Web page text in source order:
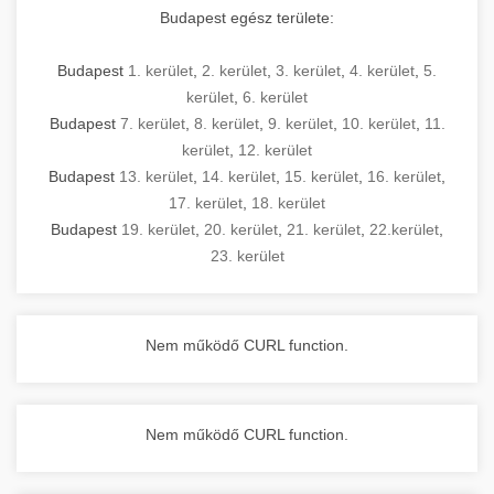
Budapest egész területe:
Budapest 1. kerület 2. kerület 3. kerület 4. kerület 5.
kerület 6. kerület
Budapest 7. kerület, 8. kerület, 9. kerület, 10. kerület, 11.
kerület 12. kerület
Budapest 13. kerület 14. kerület 15. kerület 16. kerület
17. kerület 18. kerület
Budapest 19. kerület 20. kerület 21. kerület 22.kerület
23. kerület
Nem működő CURL function.
Nem működő CURL function.